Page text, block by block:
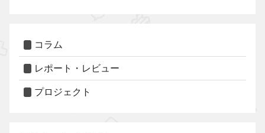
コラム
レポート・レビュー
プロジェクト